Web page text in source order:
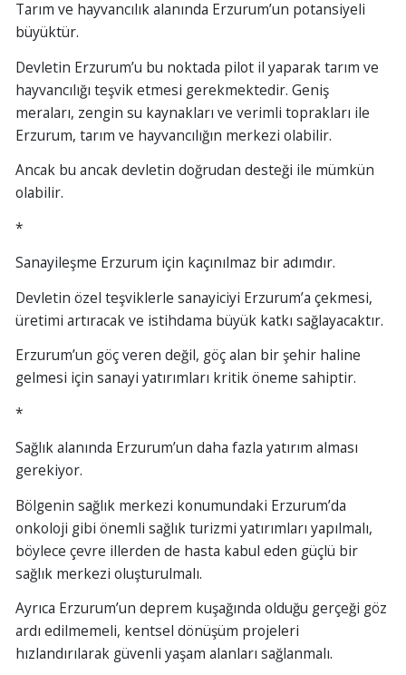
Tarım ve hayvancılık alanında Erzurum’un potansiyeli
büyüktür.
Devletin Erzurum’u bu noktada pilot il yaparak tarım ve
hayvancılığı teşvik etmesi gerekmektedir. Geniş
meraları, zengin su kaynakları ve verimli toprakları ile
Erzurum, tarım ve hayvancılığın merkezi olabilir.
Ancak bu ancak devletin doğrudan desteği ile mümkün
olabilir.
*
Sanayileşme Erzurum için kaçınılmaz bir adımdır.
Devletin özel teşviklerle sanayiciyi Erzurum’a çekmesi,
üretimi artıracak ve istihdama büyük katkı sağlayacaktır.
Erzurum’un göç veren değil, göç alan bir şehir haline
gelmesi için sanayi yatırımları kritik öneme sahiptir.
*
Sağlık alanında Erzurum’un daha fazla yatırım alması
gerekiyor.
Bölgenin sağlık merkezi konumundaki Erzurum’da
onkoloji gibi önemli sağlık turizmi yatırımları yapılmalı,
böylece çevre illerden de hasta kabul eden güçlü bir
sağlık merkezi oluşturulmalı.
Ayrıca Erzurum’un deprem kuşağında olduğu gerçeği göz
ardı edilmemeli, kentsel dönüşüm projeleri
hızlandırılarak güvenli yaşam alanları sağlanmalı.